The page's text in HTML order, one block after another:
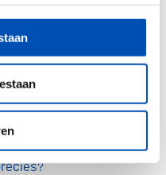
vaccinatie
kwaliteit van zorg
– Waarom is
– Wat is